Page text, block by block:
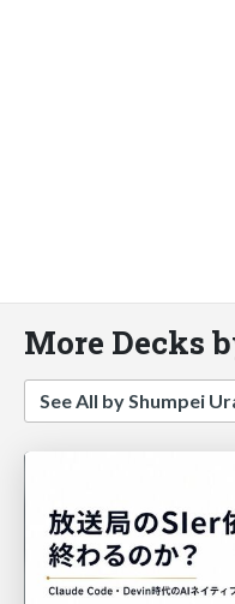
More Decks
See All by Shumpei